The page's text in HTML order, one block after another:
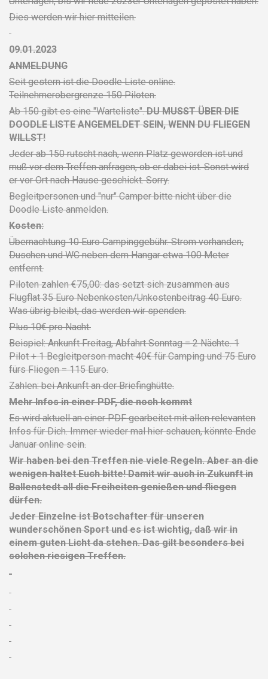
Dies werden wir hier mitteilen.
09.01.2023
ANMELDUNG
Seit gestern ist die Doodle Liste online.
Teilnehmerobergrenze 150 Piloten.
Ab 150 gibt es eine "Warteliste".DU MUSST ÜBER DIE
DOODLE LISTE ANGEMELDET SEIN, WENN DU FLIEGEN
WILLST!
Jeder ab 150 rutscht nach, wenn Platz geworden ist und
muß vor dem Treffen anfragen, ob er dabei ist. Sonst wird
er vor Ort nach Hause geschickt. Sorry.
Begleitpersonen und "nur" Camper bitte nicht über die
Doodle Liste anmelden.
Kosten:
Übernachtung 10 Euro Campinggebühr. Strom vorhanden,
Duschen und WC neben dem Hangar etwa 100 Meter
entfernt.
Piloten zahlen €75,00: das setzt sich zusammen aus
Flugflat 35 Euro Nebenkosten/Unkostenbeitrag 40 Euro.
Was übrig bleibt, das werden wir spenden.
Plus 10€ pro Nacht.
Beispiel: Ankunft Freitag, Abfahrt Sonntag = 2 Nächte. 1
Pilot + 1 Begleitperson macht 40€ für Camping und 75 Euro
fürs Fliegen = 115 Euro.
Zahlen: bei Ankunft an der Briefinghütte.
Mehr Infos in einer PDF, die noch kommt
Es wird aktuell an einer PDF gearbeitet mit allen relevanten
Infos für Dich. Immer wieder mal hier schauen, könnte Ende
Januar online sein.
Wir haben bei den Treffen nie viele Regeln. Aber an die
wenigen haltet Euch bitte! Damit wir auch in Zukunft in
Ballenstedt all die Freiheiten genießen und fliegen
dürfen.
Jeder Einzelne ist Botschafter für unseren
wunderschönen Sport und es ist wichtig, daß wir in
einem guten Licht da stehen. Das gilt besonders bei
solchen riesigen Treffen.